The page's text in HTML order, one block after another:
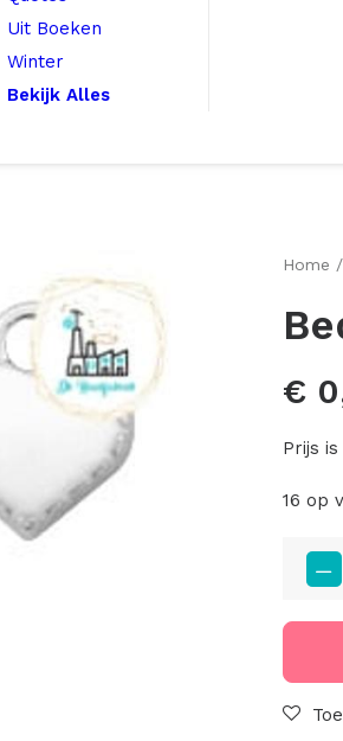
Uit Boeken
Winter
Bekijk Alles
Home
€
Prijs
16 op
Bedels
Hart
9x8mm
aantal